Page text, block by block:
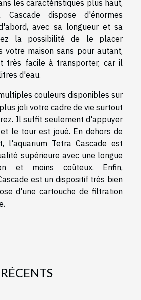
les caractéristiques plus haut,
Cascade dispose d'énormes
avec sa longueur et sa
la possibilité de le placer
votre maison sans pour autant,
très facile à transporter, car il
d'eau.
couleurs disponibles sur
joli votre cadre de vie surtout
Il suffit seulement d'appuyer
le tour est joué. En dehors de
l'aquarium Tetra Cascade est
supérieure avec une longue
et moins coûteux. Enfin,
est un dispositif très bien
d'une cartouche de filtration
RÉCENTS